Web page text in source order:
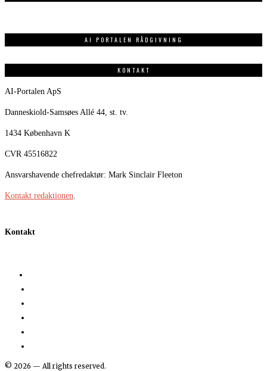
AI PORTALEN RÅDGIVNING
KONTAKT
AI-Portalen ApS
Danneskiold-Samsøes Allé 44, st. tv.
1434 København K
CVR 45516822
Ansvarshavende chefredaktør: Mark Sinclair Fleeton
Kontakt redaktionen
Kontakt
© 2026 — All rights reserved.